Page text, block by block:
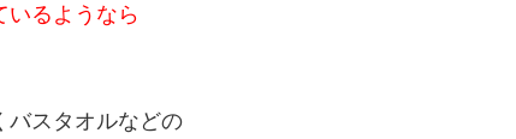
いるようなら
バスタオルなどの